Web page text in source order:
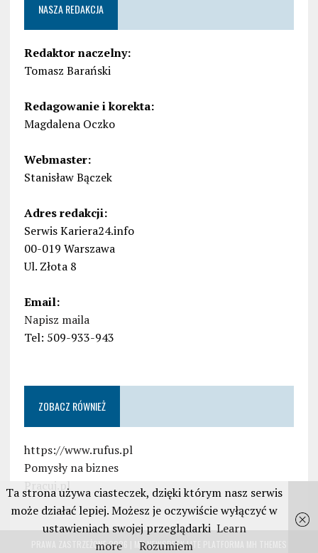
NASZA REDAKCJA
Redaktor naczelny:
Tomasz Barański
Redagowanie i korekta:
Magdalena Oczko
Webmaster:
Stanisław Bączek
Adres redakcji:
Serwis Kariera24.info
00-019 Warszawa
Ul. Złota 8
Email:
Napisz maila
Tel: 509-933-943
ZOBACZ RÓWNIEŻ
https://www.rufus.pl
Pomysły na biznes
Pracuj.pl
PRAWA ZASTRZEŻONE 2026 | MH NEWSDESK LITE PLATFORMA
Ta strona używa ciasteczek, dzięki którym nasz serwis
może działać lepiej. Możesz je oczywiście wyłączyć w
ustawieniach swojej przeglądarki Learn
more
Rozumiem